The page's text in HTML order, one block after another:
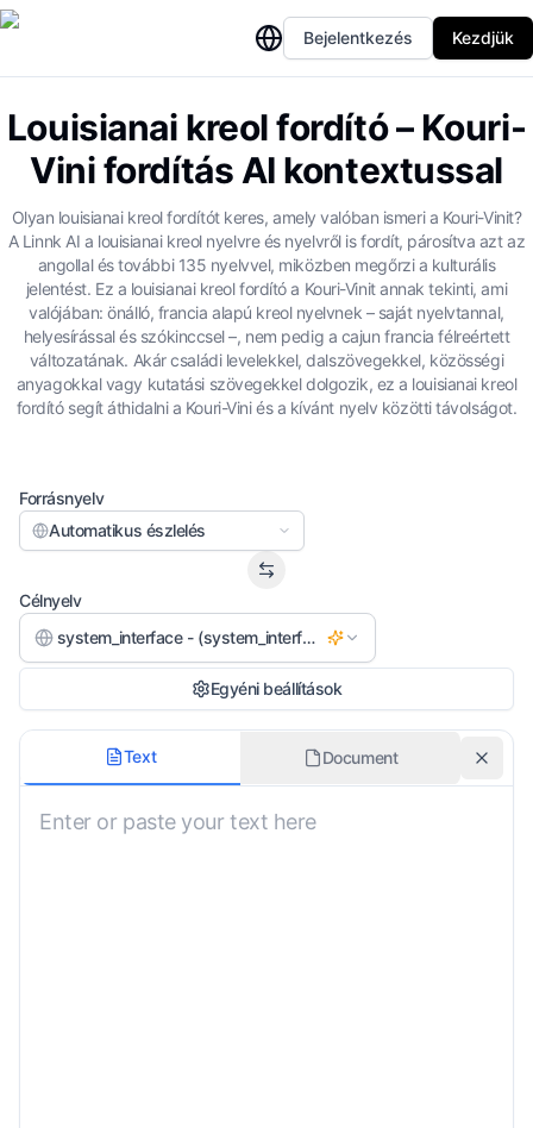
Bejelentkezés Kezdjük
Louisianai kreol fordító – Kouri-
Vini fordítás AI kontextussal
Olyan louisianai kreol fordítót keres, amely valóban ismeri a Kouri-Vinit?
A Linnk AI a louisianai kreol nyelvre és nyelvről is fordít, párosítva azt az
angollal és további 135 nyelvvel, miközben megőrzi a kulturális
jelentést. Ez a louisianai kreol fordító a Kouri-Vinit annak tekinti, ami
valójában: önálló, francia alapú kreol nyelvnek – saját nyelvtannal,
helyesírással és szókinccsel –, nem pedig a cajun francia félreértett
változatának. Akár családi levelekkel, dalszövegekkel, közösségi
anyagokkal vagy kutatási szövegekkel dolgozik, ez a louisianai kreol
fordító segít áthidalni a Kouri-Vini és a kívánt nyelv közötti távolságot.
Forrásnyelv
Automatikus észlelés
Célnyelv
system_interface - (system_interface)
Egyéni beállítások
Standard Louisiana Creole
Formalitási szint
Text Document